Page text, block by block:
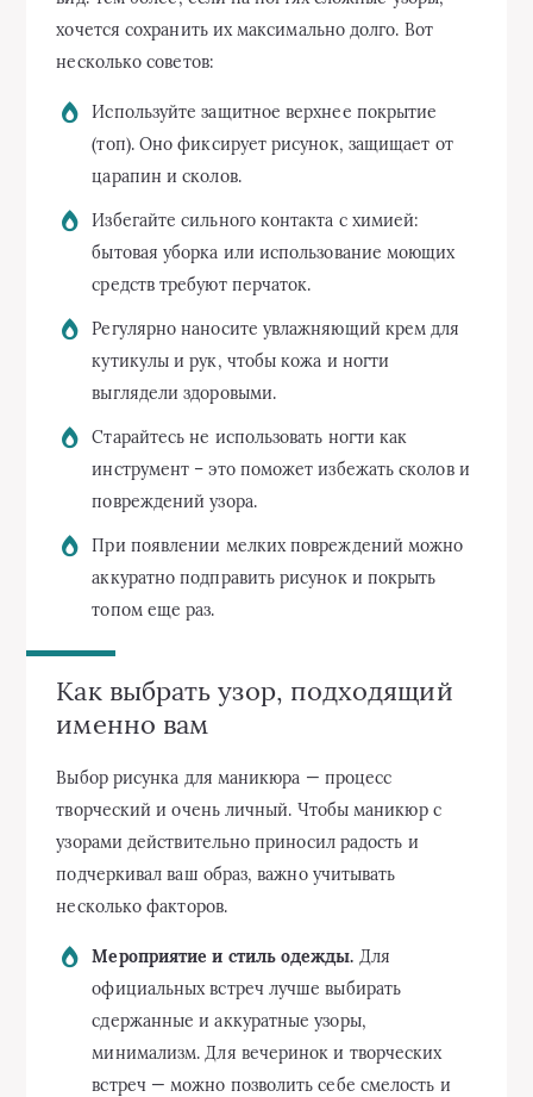
хочется сохранить их максимально долго. Вот
несколько советов:
Используйте защитное верхнее покрытие
(топ). Оно фиксирует рисунок, защищает от
царапин и сколов.
Избегайте сильного контакта с химией:
бытовая уборка или использование моющих
средств требуют перчаток.
Регулярно наносите увлажняющий крем для
кутикулы и рук, чтобы кожа и ногти
выглядели здоровыми.
Старайтесь не использовать ногти как
инструмент – это поможет избежать сколов и
повреждений узора.
При появлении мелких повреждений можно
аккуратно подправить рисунок и покрыть
топом еще раз.
Как выбрать узор, подходящий
именно вам
Выбор рисунка для маникюра — процесс
творческий и очень личный. Чтобы маникюр с
узорами действительно приносил радость и
подчеркивал ваш образ, важно учитывать
несколько факторов.
Мероприятие и стиль одежды. Для
официальных встреч лучше выбирать
сдержанные и аккуратные узоры,
минимализм. Для вечеринок и творческих
встреч — можно позволить себе смелость и